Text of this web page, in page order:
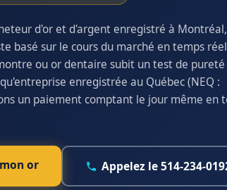
d'or et d'argent enregistré à Montréal,
basé sur le cours du marché en temps
ou or dentaire subit un test de pureté
enregistrée au Québec (NEQ :
un paiement comptant le jour même en
or Appelez le 514-234-